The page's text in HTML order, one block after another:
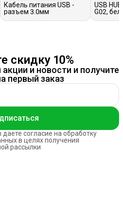
Кабель питания USB -
разъем 3.0мм
USB
G02,
скидку 10%
и новости и получите
первый заказ
согласие на обработку
в целях получения
рассылки